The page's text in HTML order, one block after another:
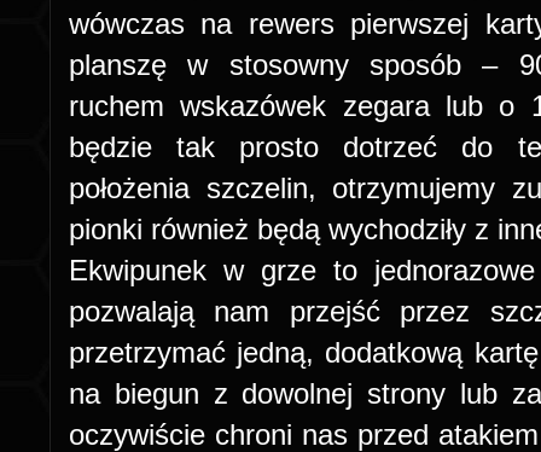
wówczas na rewers pierwszej
planszę w stosowny sposób –
ruchem wskazówek zegara lub o
będzie tak prosto dotrzeć do
położenia szczelin, otrzymujemy
pionki również będą wychodziły z
Ekwipunek w grze to
pozwalają nam przejść przez
przetrzymać jedną, dodatkową
na biegun z dowolnej strony lub
oczywiście chroni nas przed